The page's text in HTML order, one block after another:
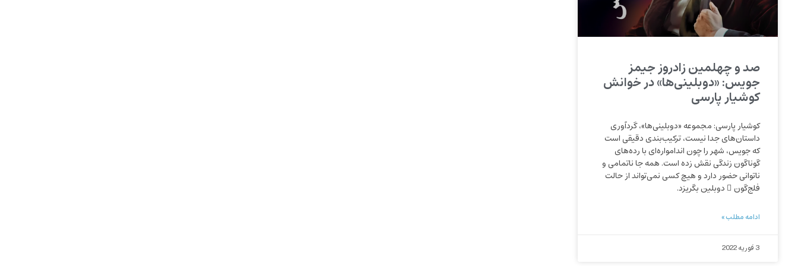
صد و چهلمین زادروز جیمز
جویس: «دوبلینی‌ها» در خوانش
کوشیار پارسی
کوشیار پارسی: مجموعه «دوبلینی‌ها»، گردآوری
داستان‌های جدا نیست، ترکیب‌بندی دقیقی است
که جویس، شهر را چون اندامواره‌ای با رده‌های
گوناگون زندگی نقش زده است. همه‌ جا ناتمامی و
ناتوانی حضور دارد و هیچ کسی نمی‌تواند از حالت
فلج‌گون ِ دوبلین بگریزد.
ادامه مطلب »
3 فوریه 2022